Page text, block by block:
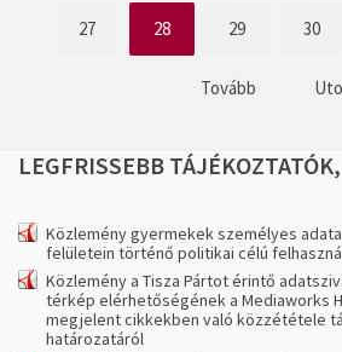
27 28 29 30
Tovább
LEGFRISSEBB TÁJÉKOZTATÓK,
Közlemény gyermekek személyes
felületein történő politikai célú
Közlemény a Tisza Pártot érintő
térkép elérhetőségének a Mediaworks
megjelent cikkekben való közzététele
határozatáról